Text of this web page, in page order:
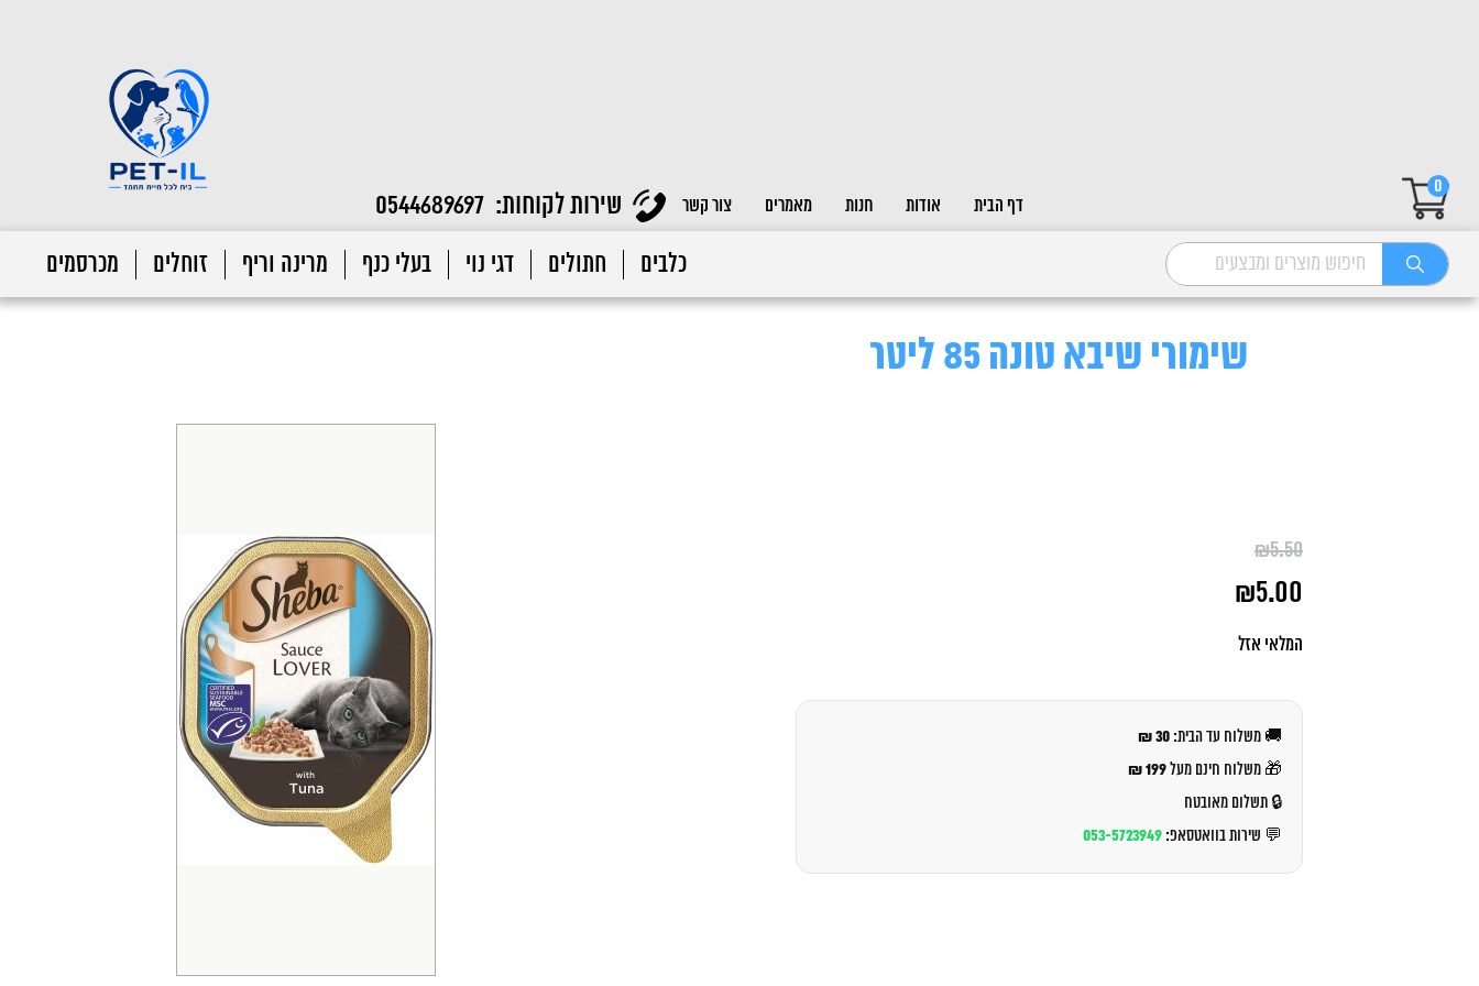
0
דף הבית
אודות חנות מאמרים צור קשר שירות לקוחות: 0544689697
כלבים חתולים דגי נוי בעלי כנף מרינה וריף זוחלים מכרסמים
שימורי שיבא טונה 85 ליטר
₪5.50
המקורי
₪5.50.
₪5.00
הנוכחי
המלאי אזל
🚚 משלוח עד הבית: 30 ₪
🎁 משלוח חינם מעל199 ₪
🔒 תשלום מאובטח
💬 שירות בוואטסאפ: 053-5723949